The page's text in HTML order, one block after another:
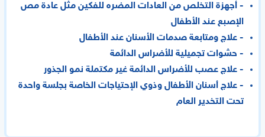
- أجهزة التخلص من العادات المضره للفكين مثل عادة مص
الإصبع عند الأطفال
- علاج ومتابعة صدمات الأسنان عند الأطفال
- حشوات تجميلية للأضراس الدائمة
- علاج عصب للأضراس الدائمة غير مكتملة نمو الجذور
- علاج أسنان الأطفال وذوي الإحتياجات الخاصة بجلسة واحدة
تحت التخدير العام